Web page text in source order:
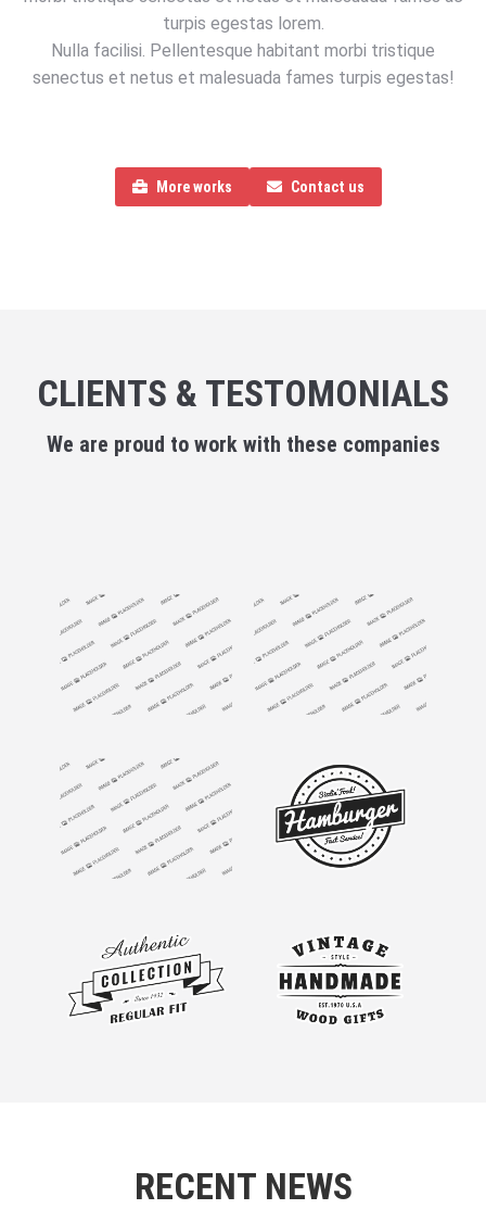
turpis egestas lorem.
Nulla facilisi. Pellentesque habitant morbi tristique
senectus et netus et malesuada fames turpis egestas!
More works Contact us
CLIENTS & TESTOMONIALS
We are proud to work with these companies
RECENT NEWS